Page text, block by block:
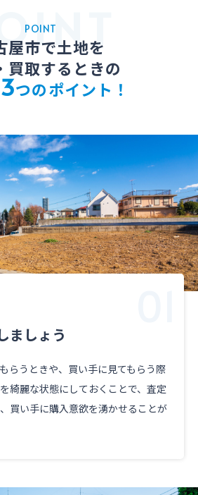
POINT
屋市で土地を
買取するときの
3つのポイント！
ましょう
らうときや、買い手に見てもらう際
綺麗な状態にしておくことで、査定
買い手に購入意欲を湧かせることが